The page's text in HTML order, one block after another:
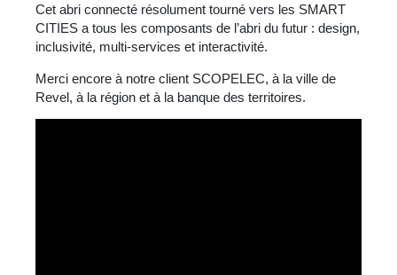
Cet abri connecté résolument tourné vers les SMART
CITIES a tous les composants de l’abri du futur : design,
inclusivité, multi-services et interactivité.
Merci encore à notre client SCOPELEC, à la ville de
Revel, à la région et à la banque des territoires.